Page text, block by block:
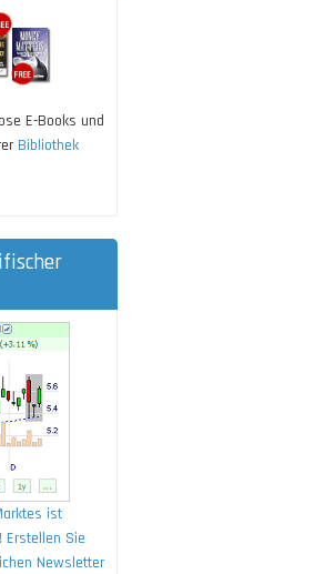
E-Books und
Bibliothek
ist
Erstellen Sie
Newsletter